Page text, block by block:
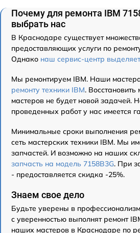
Почему для ремонта IBM
выбрать нас
В Краснодаре существует
предоставляющих услуги по
Однако наш сервис-центр
Мы ремонтируем IBM. Наши
ремонту техники IBM.
мастеров не будет новой задачей.
проведенных работ у нас имеется
Минимальные сроки выполнения
сеть мастерских техники IBM. Мы
запчастей. И возможно на наших
запчасть на модель 7158B3G. При
- предоставляется скидка -25%.
Знаем свое дело
Будьте уверены в
с уверенностью выполнят ремонт
наших мастеров в Краснодаре по